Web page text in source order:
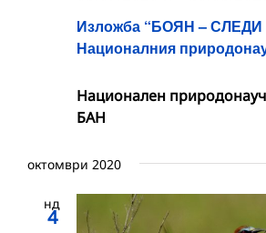
Изложба “БОЯН –
Националния
Националeн
БАН
октомври 2020
нд
4